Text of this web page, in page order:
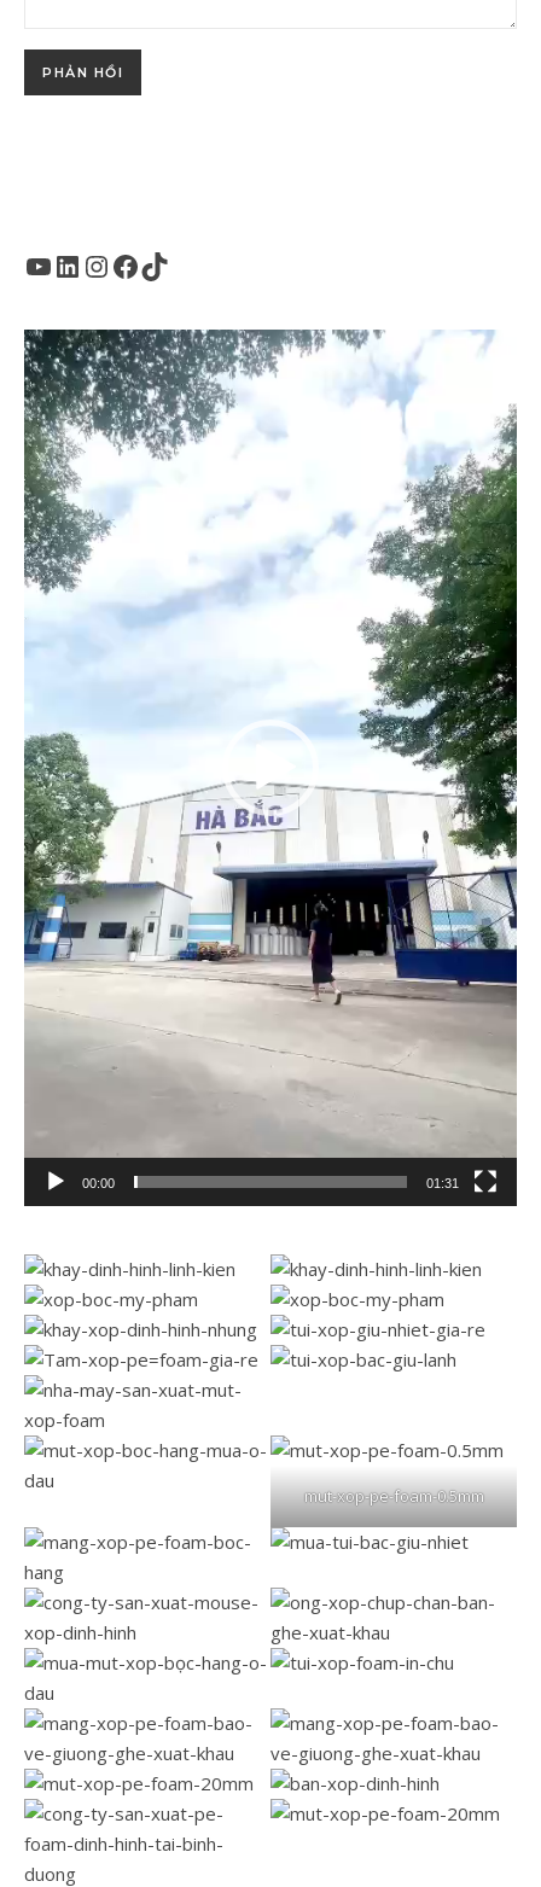
Youtube
LinkedIn
Instagram
Facebook
TikTok
Trình
chơi
Video
00:00 01:31
mut-xop-pe-foam-0.5mm